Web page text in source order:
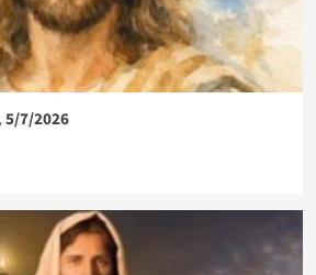
5/7/2026